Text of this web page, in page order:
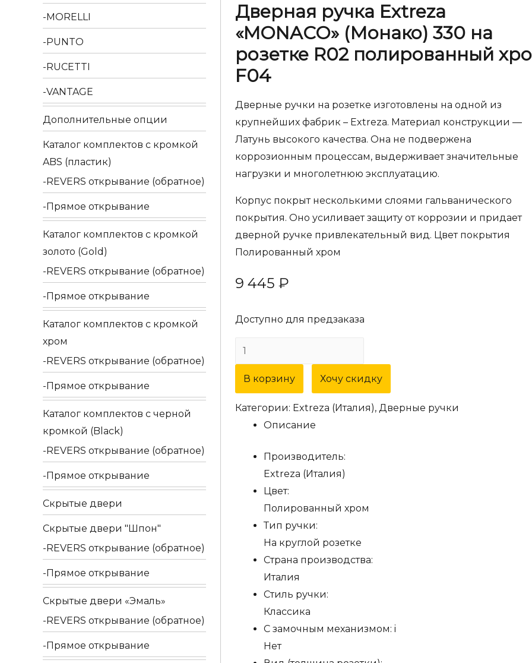
MORELLI
PUNTO
RUCETTI
VANTAGE
Дополнительные опции
Каталог комплектов c кромкой
ABS (пластик)
REVERS открывание (обратное)
Прямое открывание
Каталог комплектов c кромкой
золото (Gold)
REVERS открывание (обратное)
Прямое открывание
Каталог комплектов c кромкой
хром
REVERS открывание (обратное)
Прямое открывание
Каталог комплектов c черной
кромкой (Black)
REVERS открывание (обратное)
Прямое открывание
Скрытые двери
Скрытые двери "Шпон"
REVERS открывание (обратное)
Прямое открывание
Скрытые двери «Эмаль»
REVERS открывание (обратное)
Прямое открывание
Дверная ручка Extreza
«MONACO» (Монако) 330 на
розетке R02 полированный
F04
Дверные ручки на розетке изготовлены на одной из
крупнейших фабрик – Extreza. Материал конструкции —
Латунь высокого качества. Она не подвержена
коррозионным процессам, выдерживает значительные
нагрузки и многолетнюю эксплуатацию.
Корпус покрыт несколькими слоями гальванического
покрытия. Оно усиливает защиту от коррозии и придает
дверной ручке привлекательный вид. Цвет покрытия
Полированный хром
9 445 ₽
Доступно для предзаказа
Количество
товара
Дверная
ручка
Extreza
"MONACO"
В корзину Хочу скидку
Категории: Extreza (Италия), Дверные ручки
Описание
Производитель:
Extreza (Италия)
Цвет:
Полированный хром
Тип ручки:
На круглой розетке
Страна производства:
Италия
Стиль ручки:
Классика
С замочным механизмом: i
Нет